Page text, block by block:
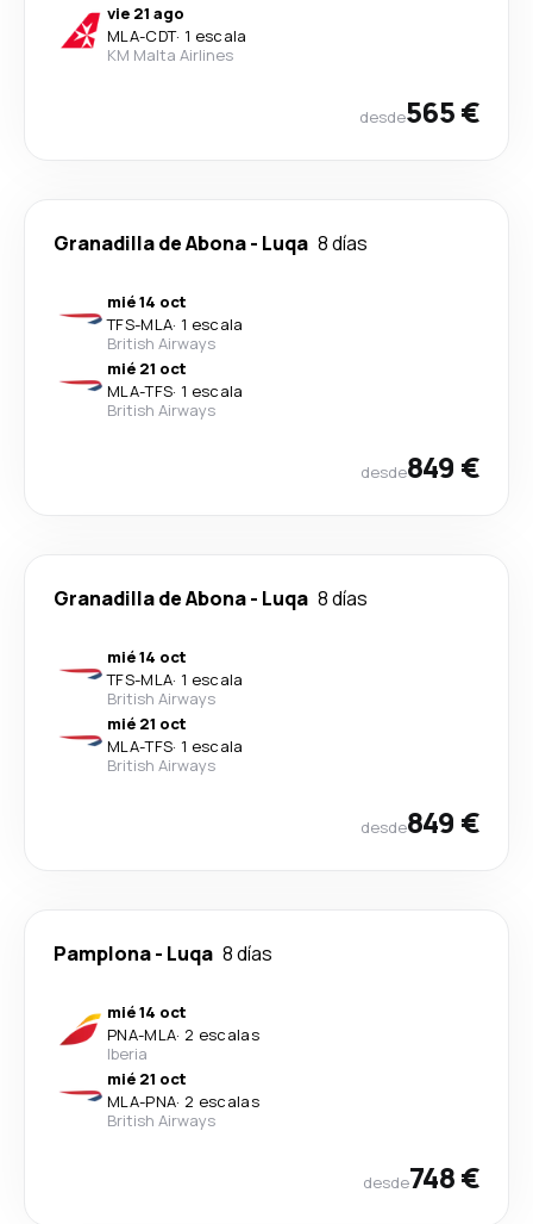
vie 21 ago
MLA-CDT· 1 escala
KM Malta Airlines
desde565 €
Granadilla de Abona- Luqa 8 días
mié 14 oct
TFS-MLA· 1 escala
British Airways
mié 21 oct
MLA-TFS· 1 escala
British Airways
desde849 €
Granadilla de Abona- Luqa 8 días
mié 14 oct
TFS-MLA· 1 escala
British Airways
mié 21 oct
MLA-TFS· 1 escala
British Airways
desde849 €
Pamplona- Luqa 8 días
mié 14 oct
PNA-MLA· 2 escalas
Iberia
mié 21 oct
MLA-PNA· 2 escalas
British Airways
desde748 €